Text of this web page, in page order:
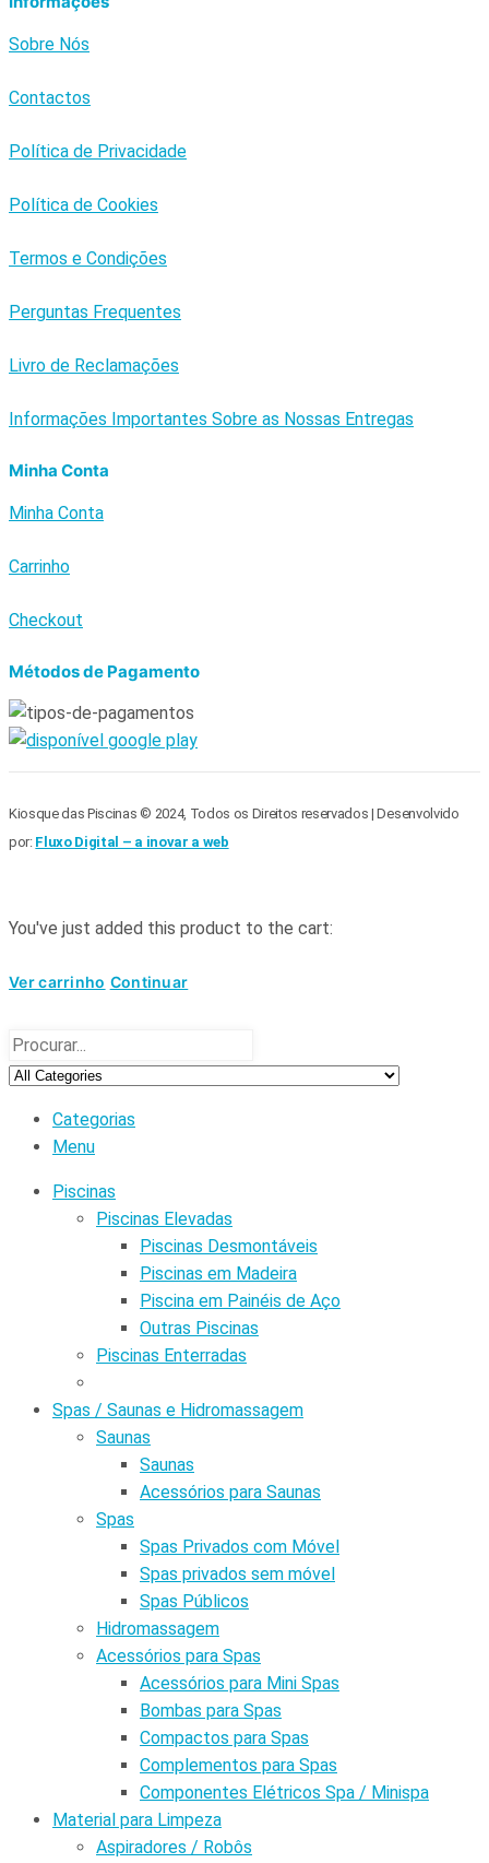
Sobre Nós
Contactos
Política de Privacidade
Política de Cookies
Termos e Condições
Perguntas Frequentes
Livro de Reclamações
Informações Importantes Sobre as Nossas Entregas
Minha Conta
Minha Conta
Carrinho
Checkout
Métodos de Pagamento
Kiosque das Piscinas © 2024, Todos os Direitos reservados | Desenvolvido
por: Fluxo Digital – a inovar a web
You've just added this product to the cart:
Ver carrinho Continuar
Categorias
Menu
Piscinas
Piscinas Elevadas
Piscinas Desmontáveis
Piscinas em Madeira
Piscina em Painéis de Aço
Outras Piscinas
Piscinas Enterradas
Spas / Saunas e Hidromassagem
Saunas
Saunas
Acessórios para Saunas
Spas
Spas Privados com Móvel
Spas privados sem móvel
Spas Públicos
Hidromassagem
Acessórios para Spas
Acessórios para Mini Spas
Bombas para Spas
Compactos para Spas
Complementos para Spas
Componentes Elétricos Spa / Minispa
Material para Limpeza
Aspiradores / Robôs